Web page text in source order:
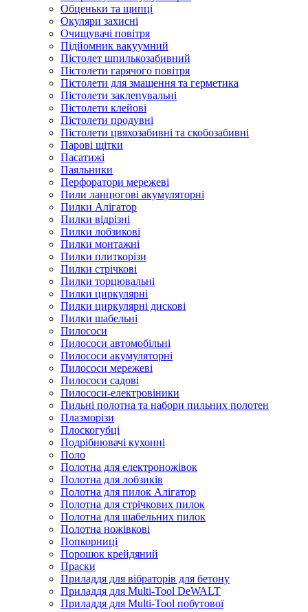
Обценьки та щипці
Окуляри захисні
Очищувачі повітря
Підйомник вакуумний
Пістолет шпилькозабивний
Пістолети гарячого повітря
Пістолети для змащення та герметика
Пістолети заклепувальні
Пістолети клейові
Пістолети продувні
Пістолети цвяхозабивні та скобозабивні
Парові щітки
Пасатижі
Паяльники
Перфоратори мережеві
Пили ланцюгові акумуляторні
Пилки Алігатор
Пилки відрізні
Пилки лобзикові
Пилки монтажні
Пилки плиткорізи
Пилки стрічкові
Пилки торцювальні
Пилки циркулярні
Пилки циркулярні дискові
Пилки шабельні
Пилососи
Пилососи автомобільні
Пилососи акумуляторні
Пилососи мережеві
Пилососи садові
Пилососи-електровіники
Пильні полотна та набори пильних полотен
Плазморізи
Плоскогубці
Подрібнювачі кухонні
Поло
Полотна для електроножівок
Полотна для лобзиків
Полотна для пилок Алігатор
Полотна для стрічкових пилок
Полотна для шабельних пилок
Полотна ножівкові
Попкорниці
Порошок крейдяний
Праски
Приладдя для вібраторів для бетону
Приладдя для Multi-Tool DeWALT
Приладдя для Multi-Tool побутової